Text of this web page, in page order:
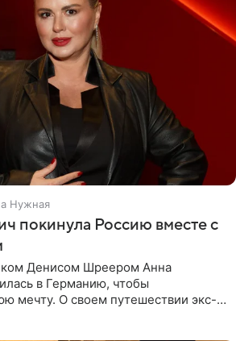
Нужная
покинула Россию вместе с
Денисом Шреером Анна
в Германию, чтобы
мечту. О своем путешествии экс-